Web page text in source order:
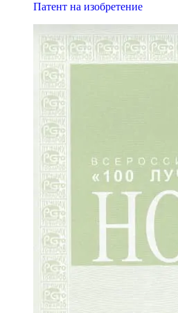
Патент на изобретение